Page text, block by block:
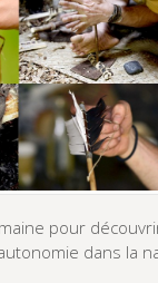
pour
dans la